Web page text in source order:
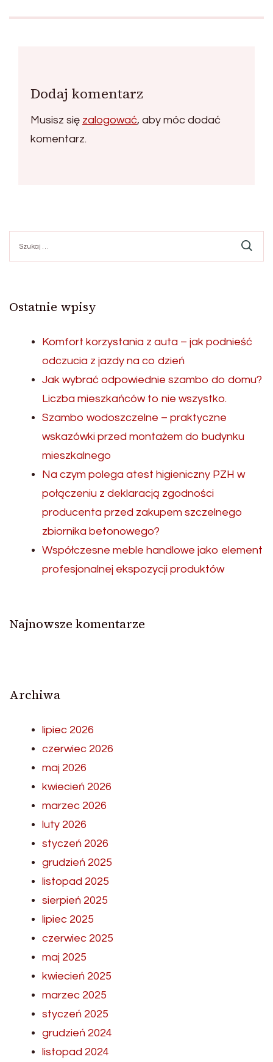
Dodaj komentarz
Musisz się zalogować, aby móc dodać
komentarz.
Ostatnie wpisy
Komfort korzystania z auta – jak podnieść
odczucia z jazdy na co dzień
Jak wybrać odpowiednie szambo do domu?
Liczba mieszkańców to nie wszystko.
Szambo wodoszczelne – praktyczne
wskazówki przed montażem do budynku
mieszkalnego
Na czym polega atest higieniczny PZH w
połączeniu z deklaracją zgodności
producenta przed zakupem szczelnego
zbiornika betonowego?
Współczesne meble handlowe jako element
profesjonalnej ekspozycji produktów
Najnowsze komentarze
Archiwa
lipiec 2026
czerwiec 2026
maj 2026
kwiecień 2026
marzec 2026
luty 2026
styczeń 2026
grudzień 2025
listopad 2025
sierpień 2025
lipiec 2025
czerwiec 2025
maj 2025
kwiecień 2025
marzec 2025
styczeń 2025
grudzień 2024
listopad 2024